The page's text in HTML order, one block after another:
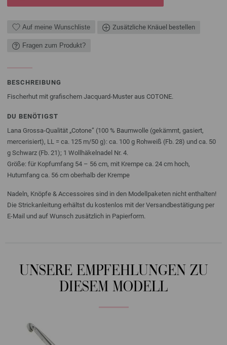
Auf meine Wunschliste Zusätzliche Knäuel bestellen
Fragen zum Produkt?
BESCHREIBUNG
Fischerhut mit grafischem Jacquard-Muster aus COTONE.
DU BENÖTIGST
Lana Grossa-Qualität „Cotone” (100 % Baumwolle (gekämmt, gasiert,
mercerisiert), LL = ca. 125 m/50 g): ca. 100 g Rohweiß (Fb. 28) und ca. 50
g Schwarz (Fb. 21); 1 Wollhäkelnadel Nr. 4.
Größe: für Kopfumfang 54 – 56 cm, mit Krempe ca. 24 cm hoch,
Hutumfang ca. 56 cm oberhalb der Krempe
Nadeln, Knöpfe & Accessoires sind in den Modellpaketen nicht enthalten!
Die Strickanleitung erhältst du kostenlos mit der Versandbestätigung per
E-Mail und auf Wunsch zusätzlich in Papierform.
UNSERE EMPFEHLUNGEN ZU
DIESEM MODELL